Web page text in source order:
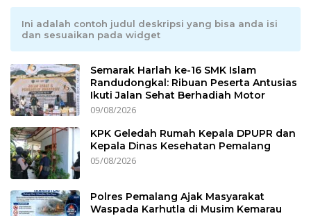
Ini adalah contoh judul deskripsi yang bisa anda isi
dan sesuaikan pada widget
Semarak Harlah ke-16 SMK Islam
Randudongkal: Ribuan Peserta Antusias
Ikuti Jalan Sehat Berhadiah Motor
09/08/2026
KPK Geledah Rumah Kepala DPUPR dan
Kepala Dinas Kesehatan Pemalang
05/08/2026
Polres Pemalang Ajak Masyarakat
Waspada Karhutla di Musim Kemarau